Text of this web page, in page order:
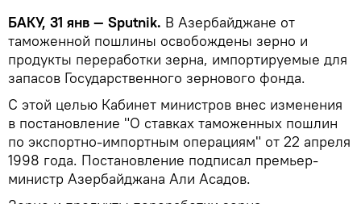
БАКУ, 31 янв — Sputnik. В Азербайджане от
таможенной пошлины освобождены зерно и
продукты переработки зерна, импортируемые для
запасов Государственного зернового фонда.
С этой целью Кабинет министров внес изменения
в постановление "О ставках таможенных пошлин
по экспортно-импортным операциям" от 22 апреля
1998 года. Постановление подписал премьер-
министр Азербайджана Али Асадов.